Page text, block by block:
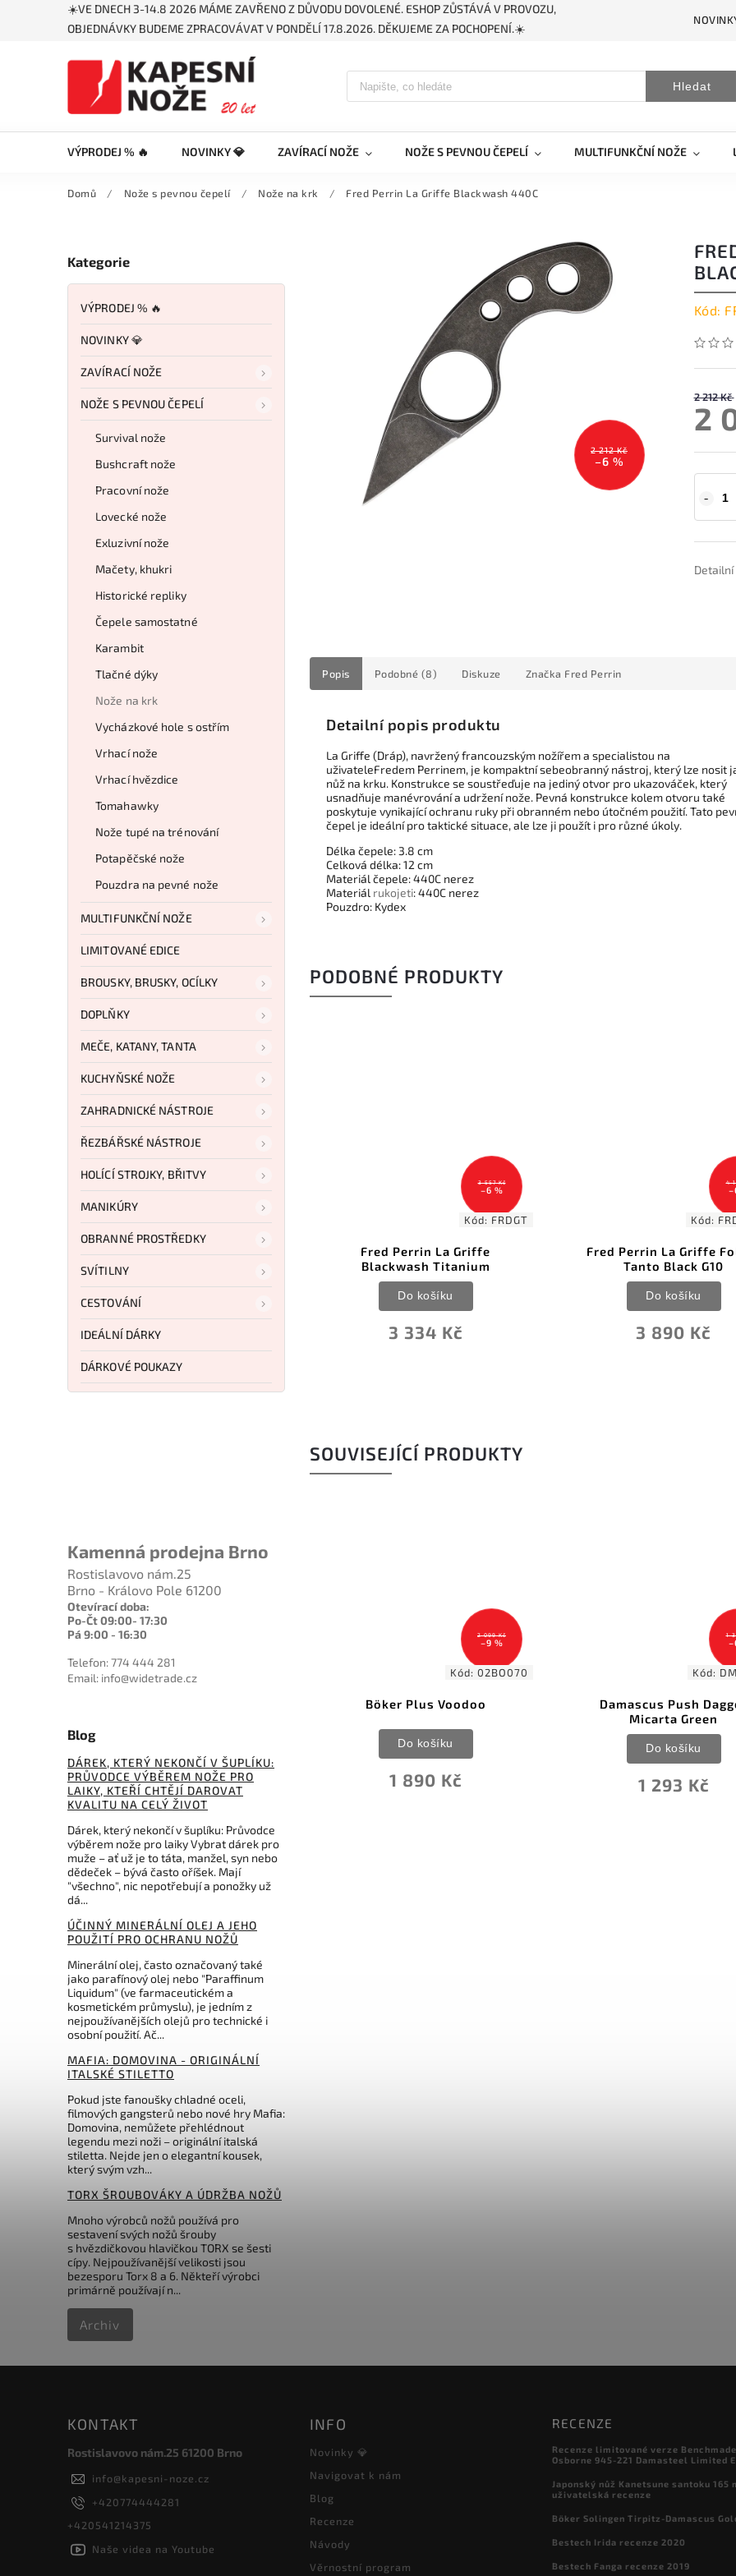
☀️VE DNECH 3-14.8 2026 MÁME ZAVŘENO Z DŮVODU DOVOLENÉ. ESHOP ZŮSTÁVÁ V PROVOZU,
OBJEDNÁVKY BUDEME ZPRACOVÁVAT V PONDĚLÍ 17.8.2026. DĚKUJEME ZA POCHOPENÍ.☀️
Hledat
VÝPRODEJ % 🔥 NOVINKY 💎 ZAVÍRACÍ NOŽE NOŽE S PEVNOU ČEPELÍ MULTIFUNKČNÍ NOŽE
Domů / Nože s pevnou čepelí / Nože na krk / Fred Perrin La Griffe Blackwash 440C
Kategorie
VÝPRODEJ % 🔥
NOVINKY 💎
ZAVÍRACÍ NOŽE
NOŽE S PEVNOU ČEPELÍ
Survival nože
Bushcraft nože
Pracovní nože
Lovecké nože
Exluzivní nože
Mačety, khukri
Historické repliky
Čepele samostatné
Karambit
Tlačné dýky
Nože na krk
Vycházkové hole s ostřím
Vrhací nože
Vrhací hvězdice
Tomahawky
Nože tupé na trénování
Potapěčské nože
Pouzdra na pevné nože
MULTIFUNKČNÍ NOŽE
LIMITOVANÉ EDICE
BROUSKY, BRUSKY, OCÍLKY
DOPLŇKY
MEČE, KATANY, TANTA
KUCHYŇSKÉ NOŽE
ZAHRADNICKÉ NÁSTROJE
ŘEZBÁŘSKÉ NÁSTROJE
HOLÍCÍ STROJKY, BŘITVY
MANIKÚRY
OBRANNÉ PROSTŘEDKY
SVÍTILNY
CESTOVÁNÍ
IDEÁLNÍ DÁRKY
DÁRKOVÉ POUKAZY
Kamenná prodejna Brno
Rostislavovo nám.25
Brno - Královo Pole 61200
Otevírací doba:
Po-Čt 09:00- 17:30
Pá 9:00 - 16:30
Telefon: 774 444 281
Email: info@widetrade.cz
Blog
DÁREK, KTERÝ NEKONČÍ V ŠUPLÍKU:
PRŮVODCE VÝBĚREM NOŽE PRO
LAIKY, KTEŘÍ CHTĚJÍ DAROVAT
KVALITU NA CELÝ ŽIVOT
Dárek, který nekončí v šuplíku: Průvodce
výběrem nože pro laiky Vybrat dárek pro
muže – ať už je to táta, manžel, syn nebo
dědeček – bývá často oříšek. Mají
"všechno", nic nepotřebují a ponožky už
dá...
ÚČINNÝ MINERÁLNÍ OLEJ A JEHO
POUŽITÍ PRO OCHRANU NOŽŮ
Minerální olej, často označovaný také
jako parafínový olej nebo "Paraffinum
Liquidum" (ve farmaceutickém a
kosmetickém průmyslu), je jedním z
nejpoužívanějších olejů pro technické i
osobní použití. Ač...
MAFIA: DOMOVINA - ORIGINÁLNÍ
ITALSKÉ STILETTO
Pokud jste fanoušky chladné oceli,
filmových gangsterů nebo nové hry Mafia:
Domovina, nemůžete přehlédnout
legendu mezi noži – originální italská
stiletta. Nejde jen o elegantní kousek,
který svým vzh...
TORX ŠROUBOVÁKY A ÚDRŽBA NOŽŮ
Mnoho výrobců nožů používá pro
sestavení svých nožů šrouby
s hvězdičkovou hlavičkou TORX se šesti
cípy. Nejpoužívanější velikosti jsou
bezesporu Torx 8 a 6. Někteří výrobci
primárně používají n...
Archiv
2 212 Kč
–6 %
Kód:
2 212 Kč
2
Popis Podobné (8) Diskuze Značka Fred Perrin
Detailní popis produktu
La Griffe (Dráp), navržený francouzským nožířem a specialistou na
uživateleFredem Perrinem, je kompaktní sebeobranný nástroj, který lze nosit
nůž na krku. Konstrukce se soustřeďuje na jediný otvor pro ukazováček, který
usnadňuje manévrování a udržení nože. Pevná konstrukce kolem otvoru také
poskytuje vynikající ochranu ruky při obranném nebo útočném použití. Tato
čepel je ideální pro taktické situace, ale lze ji použít i pro různé úkoly.
Délka čepele: 3.8 cm
Celková délka: 12 cm
Materiál čepele: 440C nerez
Materiál rukojeti: 440C nerez
Pouzdro: Kydex
PODOBNÉ PRODUKTY
–6 %
Kód:FRDGT
Fred Perrin La Griffe
Blackwash Titanium
3 334 Kč
4 150 Kč
–6 %
Kód:FRDGRDLT
Fred Perrin La Griffe Folder
Tanto Black G10
3 890 Kč
Do košíku
4
Kód:
Fred Perrin La Griffe
Tanto Brown
3 890 Kč
Do košíku
SOUVISEJÍCÍ PRODUKTY
1 890 Kč
1 380 Kč
–6 %
Kód:DM1317GN
Damascus Push Dagger
1 293 Kč
Do košíku
Joker Dogo Skinner
8cm olive wood
1 222 Kč
Do košíku
KONTAKT
Rostislavovo nám.25 61200 Brno
info@kapesni-noze.cz
+420774444281
+420541214375
Naše videa na Youtube
INFO
Novinky 💎
Navigovat k nám
Blog
Recenze
Návody
Věrnostní program
RECENZE
Recenze limitované verze
Osborne 945-221 Damasteel Limited
Japonský nůž Kanetsune santoku 165
uživatelská recenze
Böker Solingen Tirpitz-Damascus
Bestech Irida recenze 2020
Bestech Fanga recenze 2019